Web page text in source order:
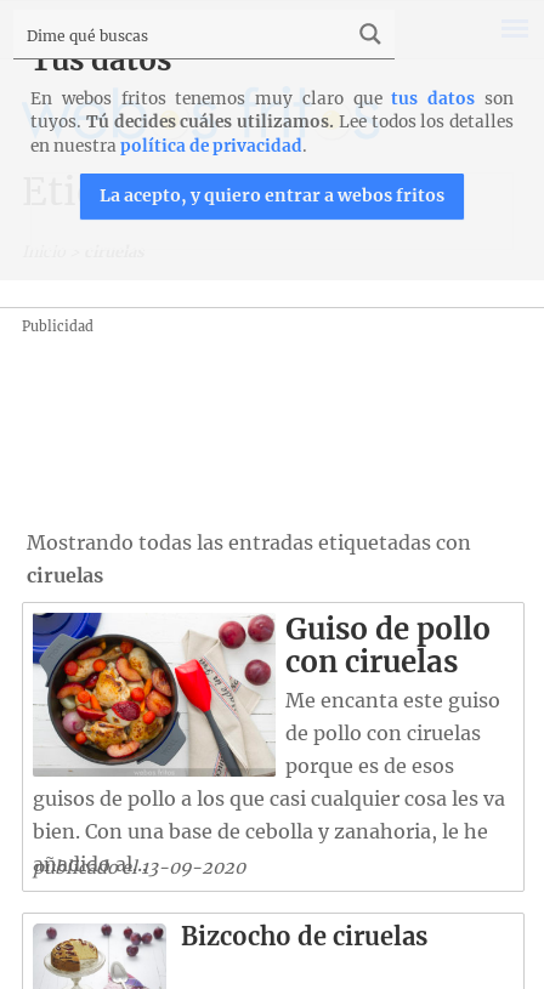
Etiqueta: ciruelas
Publicidad
Mostrando todas las entradas etiquetadas con
ciruelas
Guiso de pollo
con ciruelas
Me encanta este guiso
de pollo con ciruelas
porque es de esos
guisos de pollo a los que casi cualquier cosa les va
bien. Con una base de cebolla y zanahoria, le he
añadido al...
publicado el 13-09-2020
Bizcocho de ciruelas
Tus datos
En webos fritos tenemos muy claro quetus datos son
tuyos. Tú decides cuáles utilizamos. Lee todos los detalles
en nuestrapolítica de privacidad.
La acepto, y quiero entrar a webos fritos